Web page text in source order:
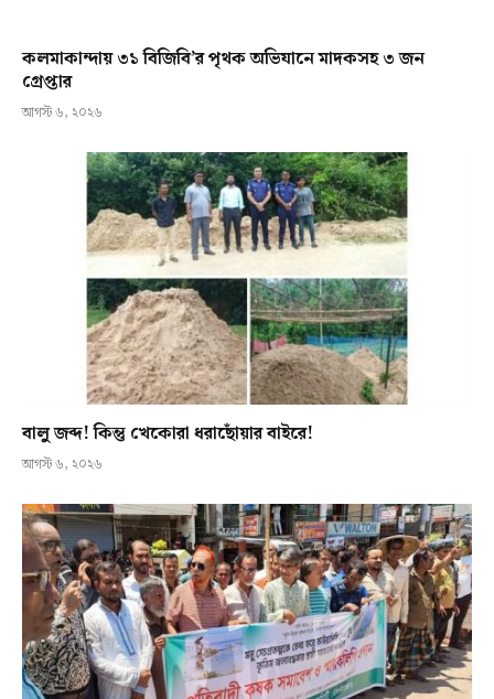
কলমাকান্দায় ৩১ বিজিবি’র পৃথক অভিযানে মাদকসহ ৩ জন
গ্রেপ্তার
আগস্ট ৬, ২০২৬
বালু জব্দ! কিন্তু খেকোরা ধরাছোঁয়ার বাইরে!
আগস্ট ৬, ২০২৬